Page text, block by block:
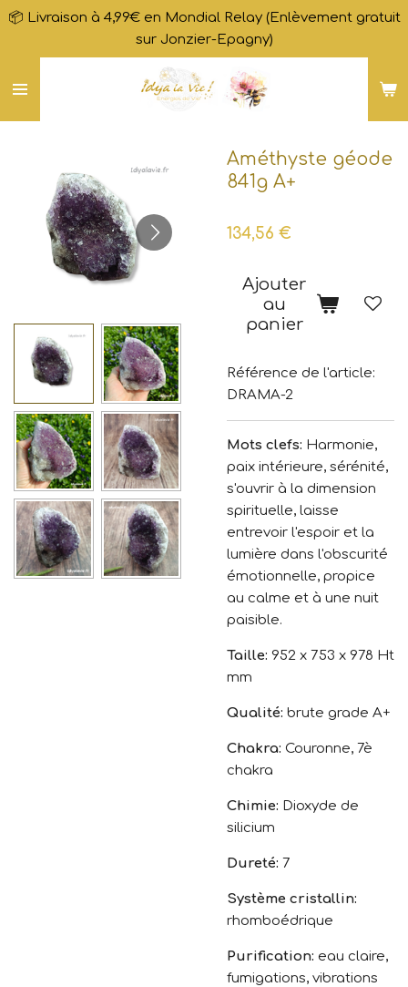
Passer
contenu
principal
📦 Livraison à 4,99€ en Mondial Relay (Enlèvement gratuit
sur Jonzier-Epagny)
Améthyste géode
841g A+
134,56 €
Ajouter
au
panier
Référence de l'article:
DRAMA-2
Mots clefs: Harmonie,
paix intérieure, sérénité,
s'ouvrir à la dimension
spirituelle, laisse
entrevoir l'espoir et la
lumière dans l'obscurité
émotionnelle, propice
au calme et à une nuit
paisible.
Taille: 952 x 753 x 978 Ht
mm
Qualité: brute grade A+
Chakra: Couronne, 7è
chakra
Chimie: Dioxyde de
silicium
Dureté: 7
Système cristallin:
rhomboédrique
Purification: eau claire,
fumigations, vibrations